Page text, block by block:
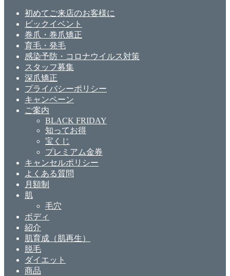
初めてご来店のお客様に
ビックイベント
巻爪・巻爪矯正
育毛・発毛
感染予防・コロナウイルス対策
スタッフ募集
深爪矯正
プライバシーポリシー
キャンペーン
ご案内
BLACK FRIDAY
知ってお得
宝くじ
プレミアム金券
キャンセルポリシー
よくある質問
月額制
肌
毛穴
ボディ
紹介
肌育成（肌再生）
脱毛
ダイエット
商品